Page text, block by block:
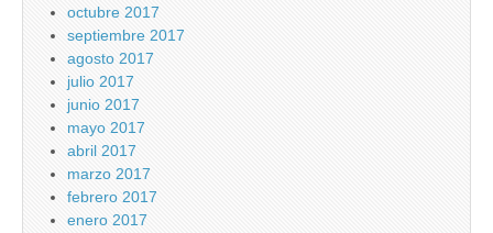
octubre 2017
septiembre 2017
agosto 2017
julio 2017
junio 2017
mayo 2017
abril 2017
marzo 2017
febrero 2017
enero 2017